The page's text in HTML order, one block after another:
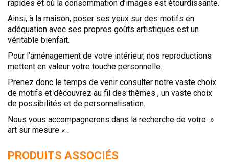
rapides et où la consommation d’images est étourdissante.
Ainsi, à la maison, poser ses yeux sur des motifs en
adéquation avec ses propres goûts artistiques est un
véritable bienfait.
Pour l’aménagement de votre intérieur, nos reproductions
mettent en valeur votre touche personnelle.
Prenez donc le temps de venir consulter notre vaste choix
de motifs et découvrez au fil des thèmes , un vaste choix
de possibilités et de personnalisation.
Nous vous accompagnerons dans la recherche de votre »
art sur mesure « .
PRODUITS ASSOCIÉS